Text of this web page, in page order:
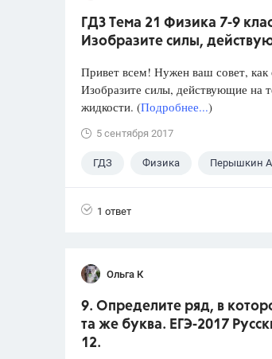
ГДЗ Тема 21 Физика 7-9
Изобразите силы,
Привет всем! Нужен ваш совет,
Изобразите силы, действующие на
жидкости. (Подробнее...)
5 сентября 2017
ГДЗ Физика Перышкин
1 ответ
Ольга К
9. Определите ряд, в
та же буква. ЕГЭ-2017
12.